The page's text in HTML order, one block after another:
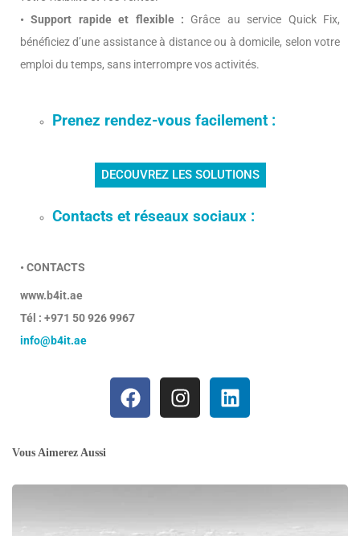
• Support rapide et flexible : Grâce au service Quick Fix,
bénéficiez d’une assistance à distance ou à domicile, selon votre
emploi du temps, sans interrompre vos activités.
Prenez rendez-vous facilement :
DECOUVREZ LES SOLUTIONS
Contacts et réseaux sociaux :
• CONTACTS
www.b4it.ae
Tél : +971 50 926 9967
info@b4it.ae
Vous Aimerez Aussi